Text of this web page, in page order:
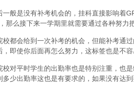
般是没有补考机会的，挂科直接影响着
那么接下来一学期里就需要通过各种努力
都会给到一次补考的机会，但能补考通
即使你后面再怎么努力，这标签也是不容
校对平时学生的出勤率也是特别注重，也
少出勤率这也是有要求的，如果没有达